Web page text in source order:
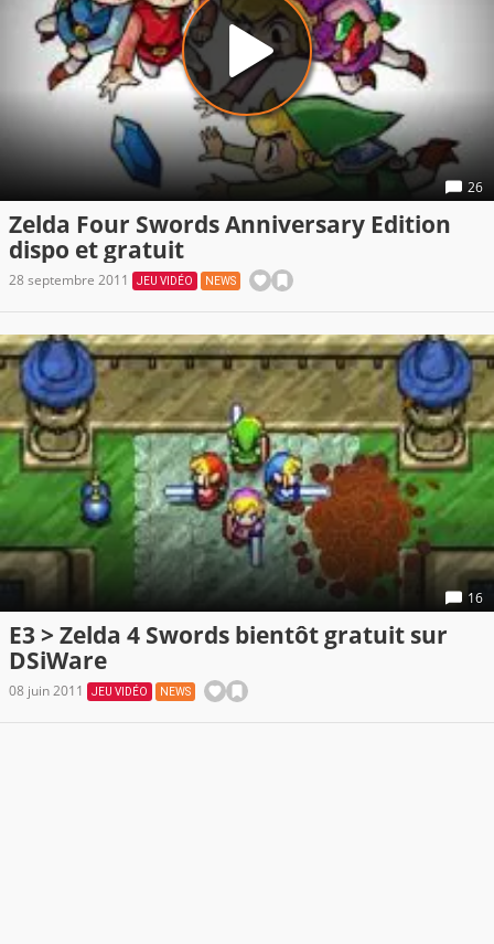
26
Zelda Four Swords Anniversary Edition
dispo et gratuit
28 septembre 2011 JEU VIDÉO NEWS
16
E3 > Zelda 4 Swords bientôt gratuit sur
DSiWare
08 juin 2011 JEU VIDÉO NEWS